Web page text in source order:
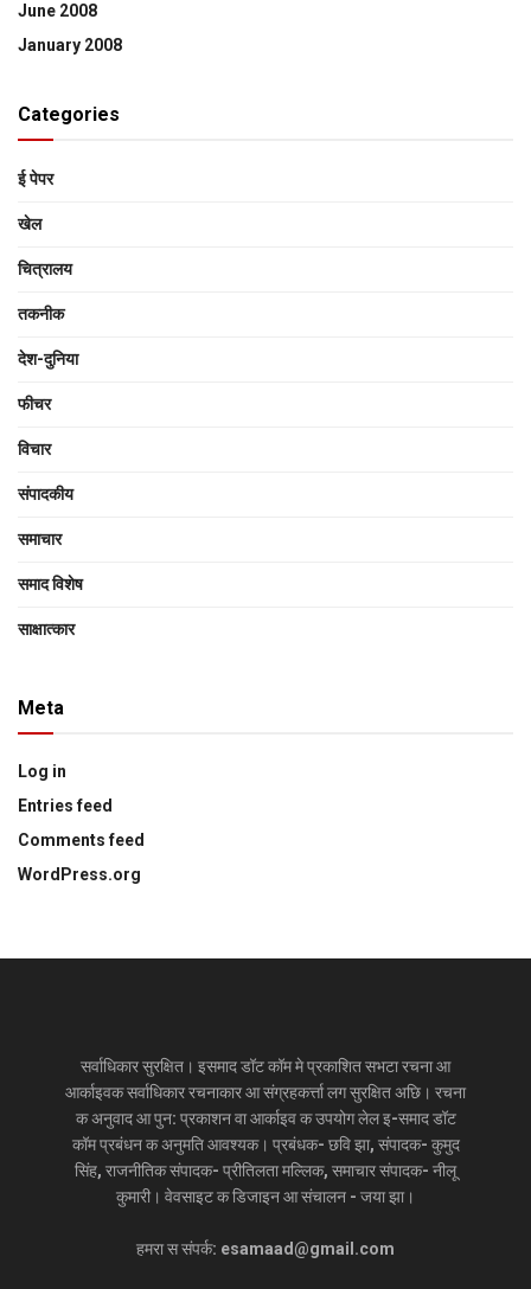
June 2008
January 2008
Categories
ई पेपर
खेल
चित्रालय
तकनीक
देश-दुनिया
फीचर
विचार
संपादकीय
समाचार
समाद विशेष
साक्षात्‍कार
Meta
Log in
Entries feed
Comments feed
WordPress.org
सर्वाधिकार सुरक्षित। इसमाद डॉट कॉम मे प्रकाशित सभटा रचना आ
आर्काइवक सर्वाधिकार रचनाकार आ संग्रहकर्त्ता लग सुरक्षित अछि। रचना
क अनुवाद आ पुन: प्रकाशन वा आर्काइव क उपयोग लेल इ-समाद डॉट
कॉम प्रबंधन क अनुमति आवश्यक। प्रबंधक- छवि झा, संपादक- कुमुद
सिंह, राजनीतिक संपादक- प्रीतिलता मल्लिक, समाचार संपादक- नीलू
कुमारी। वेवसाइट क डिजाइन आ संचालन - जया झा।
हमरा स संपर्क: esamaad@gmail.com